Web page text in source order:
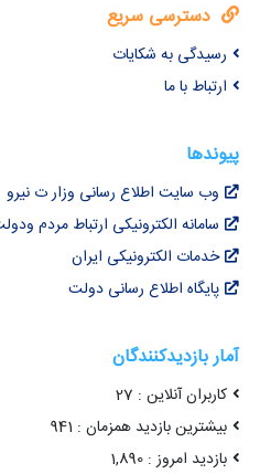
دسترسی سریع
رسیدگی به شکایات
ارتباط با ما
پیوندها
وب سایت اطلاع رسانی وزار ت نیرو
سامانه الکترونیکی ارتباط مردم ودولت
خدمات الکترونیکی ایران
پایگاه اطلاع رسانی دولت
آمار بازدیدکنندگان
کاربران آنلاین : 27
بیشترین بازدید همزمان : 941
بازدید امروز : 1,890